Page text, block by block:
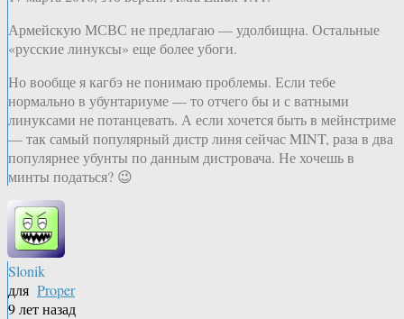
Армейскую МСВС не предлагаю — удолбищна. Остальные
«русские линуксы» еще более убоги.
Но вообще я кагбэ не понимаю проблемы. Если тебе
нормально в убунтариуме — то отчего бы и с ватными
линуксами не потанцевать. А если хочется быть в мейнстриме
— так самый популярный дистр линя сейчас MINT, раза в два
популярнее убунты по данным дистровача. Не хочешь в
минты податься? 😉
Slonik
для Proper
9 лет назад